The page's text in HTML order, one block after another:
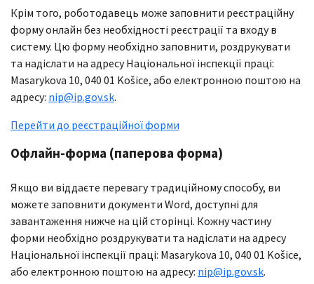
Крім того, роботодавець може заповнити реєстраційну
форму онлайн без необхідності реєстрації та входу в
систему. Цю форму необхідно заповнити, роздрукувати
та надіслати на адресу Національної інспекції праці:
Masarykova 10, 040 01 Košice, або електронною поштою на
адресу: nip@ip.gov.sk.
Перейти до реєстраційної форми
Офлайн-форма (паперова форма)
Якщо ви віддаєте перевагу традиційному способу, ви
можете заповнити документи Word, доступні для
завантаження нижче на цій сторінці. Кожну частину
форми необхідно роздрукувати та надіслати на адресу
Національної інспекції праці: Masarykova 10, 040 01 Košice,
або електронною поштою на адресу: nip@ip.gov.sk.